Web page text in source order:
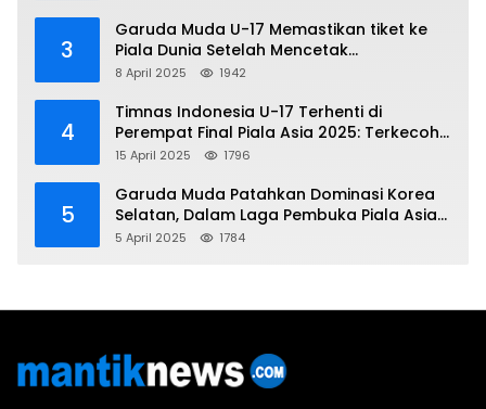
3
Garuda Muda U-17 Memastikan tiket ke
Piala Dunia Setelah Mencetak
Kemenangan Gemilang atas Yaman 4-1 di
8 April 2025 1942
4
Timnas Indonesia U-17 Terhenti di
Perempat Final Piala Asia 2025: Terkecoh
Korea Utara
15 April 2025 1796
5
Garuda Muda Patahkan Dominasi Korea
Selatan, Dalam Laga Pembuka Piala Asia
2025 U-17
5 April 2025 1784